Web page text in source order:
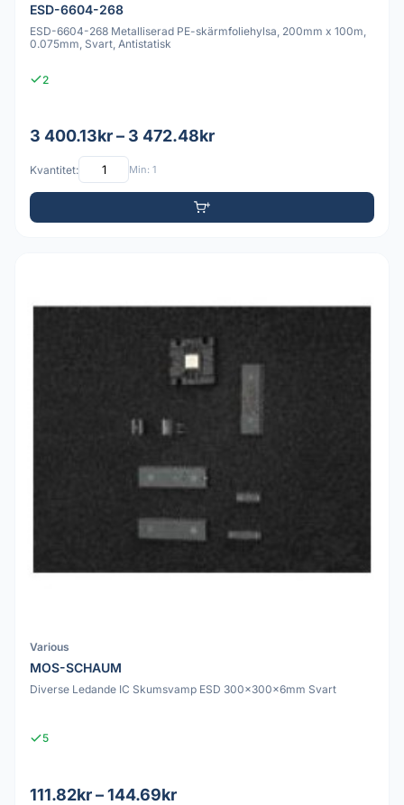
ESD-6604-268
ESD-6604-268 Metalliserad PE-skärmfoliehylsa, 200mm x 100m,
0.075mm, Svart, Antistatisk
2
3 400.13kr – 3 472.48kr
Kvantitet: Min: 1
Various
MOS-SCHAUM
Diverse Ledande IC Skumsvamp ESD 300x300x6mm Svart
5
111.82kr – 144.69kr